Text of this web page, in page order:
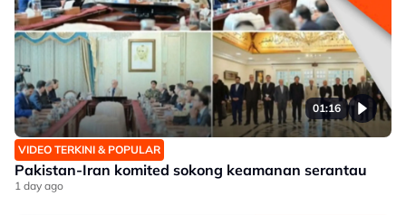
01:16
VIDEO TERKINI & POPULAR
Pakistan-Iran komited sokong keamanan serantau
1 day ago